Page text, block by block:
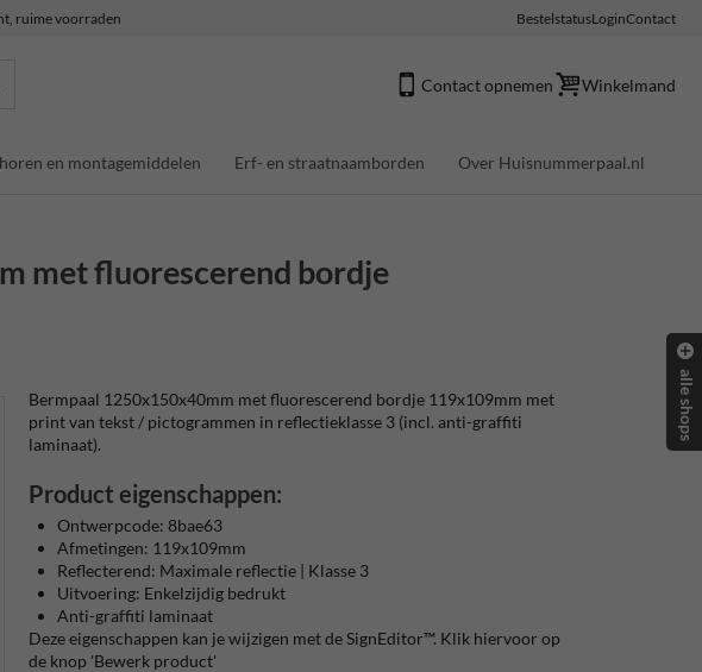
ruime voorraden BestelstatusLoginContact
Contact opnemen Winkelmand
en montagemiddelen Erf- en straatnaamborden Over Huisnummerpaal.nl
met fluorescerend bordje
Bermpaal 1250x150x40mm met fluorescerend bordje 119x109mm met
print van tekst / pictogrammen in reflectieklasse 3 (incl. anti-graffiti
laminaat).
Product eigenschappen:
Ontwerpcode: 8bae63
Afmetingen: 119x109mm
Reflecterend: Maximale reflectie | Klasse 3
Uitvoering: Enkelzijdig bedrukt
Anti-graffiti laminaat
Deze eigenschappen kan je wijzigen met de SignEditor™. Klik hiervoor op
de knop 'Bewerk product'
alle shops